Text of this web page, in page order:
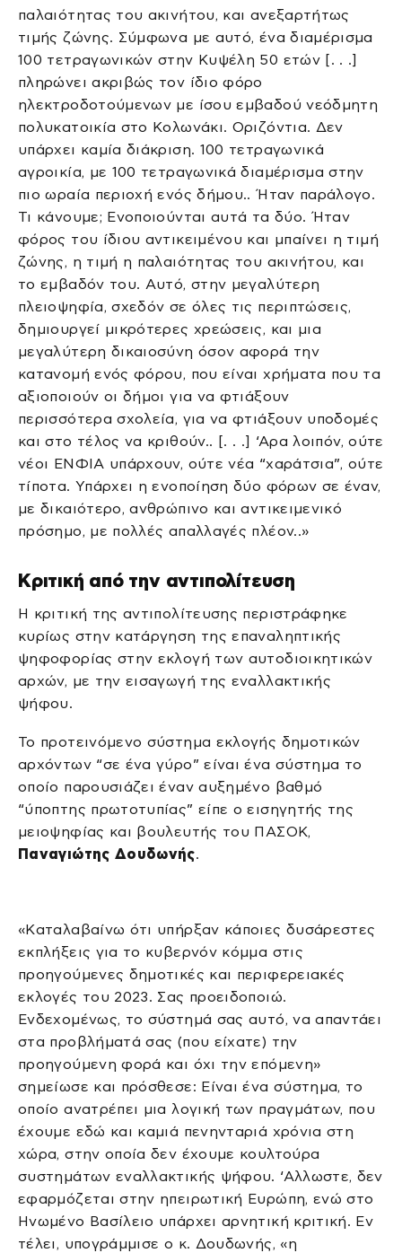
παλαιότητας του ακινήτου, και ανεξαρτήτως
τιμής ζώνης. Σύμφωνα με αυτό, ένα διαμέρισμα
100 τετραγωνικών στην Κυψέλη 50 ετών [. . .]
πληρώνει ακριβώς τον ίδιο φόρο
ηλεκτροδοτούμενων με ίσου εμβαδού νεόδμητη
πολυκατοικία στο Κολωνάκι. Οριζόντια. Δεν
υπάρχει καμία διάκριση. 100 τετραγωνικά
αγροικία, με 100 τετραγωνικά διαμέρισμα στην
πιο ωραία περιοχή ενός δήμου.. Ήταν παράλογο.
Τι κάνουμε; Ενοποιούνται αυτά τα δύο. Ήταν
φόρος του ίδιου αντικειμένου και μπαίνει η τιμή
ζώνης, η τιμή η παλαιότητας του ακινήτου, και
το εμβαδόν του. Αυτό, στην μεγαλύτερη
πλειοψηφία, σχεδόν σε όλες τις περιπτώσεις,
δημιουργεί μικρότερες χρεώσεις, και μια
μεγαλύτερη δικαιοσύνη όσον αφορά την
κατανομή ενός φόρου, που είναι χρήματα που τα
αξιοποιούν οι δήμοι για να φτιάξουν
περισσότερα σχολεία, για να φτιάξουν υποδομές
και στο τέλος να κριθούν.. [. . .] ‘Αρα λοιπόν, ούτε
νέοι ΕΝΦΙΑ υπάρχουν, ούτε νέα “χαράτσια”, ούτε
τίποτα. Υπάρχει η ενοποίηση δύο φόρων σε έναν,
με δικαιότερο, ανθρώπινο και αντικειμενικό
πρόσημο, με πολλές απαλλαγές πλέον..»
Κριτική από την αντιπολίτευση
Η κριτική της αντιπολίτευσης περιστράφηκε
κυρίως στην κατάργηση της επαναληπτικής
ψηφοφορίας στην εκλογή των αυτοδιοικητικών
αρχών, με την εισαγωγή της εναλλακτικής
ψήφου.
Το προτεινόμενο σύστημα εκλογής δημοτικών
αρχόντων “σε ένα γύρο” είναι ένα σύστημα το
οποίο παρουσιάζει έναν αυξημένο βαθμό
“ύποπτης πρωτοτυπίας” είπε ο εισηγητής της
μειοψηφίας και βουλευτής του ΠΑΣΟΚ,
Παναγιώτης Δουδωνής.
«Καταλαβαίνω ότι υπήρξαν κάποιες δυσάρεστες
εκπλήξεις για το κυβερνόν κόμμα στις
προηγούμενες δημοτικές και περιφερειακές
εκλογές του 2023. Σας προειδοποιώ.
Ενδεχομένως, το σύστημά σας αυτό, να απαντάει
στα προβλήματά σας (που είχατε) την
προηγούμενη φορά και όχι την επόμενη»
σημείωσε και πρόσθεσε: Είναι ένα σύστημα, το
οποίο ανατρέπει μια λογική των πραγμάτων, που
έχουμε εδώ και καμιά πενηνταριά χρόνια στη
χώρα, στην οποία δεν έχουμε κουλτούρα
συστημάτων εναλλακτικής ψήφου. ‘Αλλωστε, δεν
εφαρμόζεται στην ηπειρωτική Ευρώπη, ενώ στο
Ηνωμένο Βασίλειο υπάρχει αρνητική κριτική. Εν
τέλει, υπογράμμισε ο κ. Δουδωνής, «η